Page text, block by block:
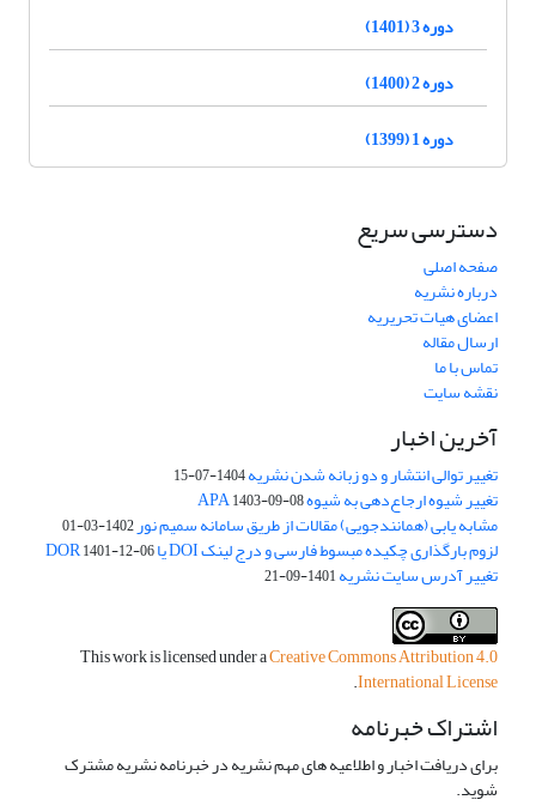
دوره 3 (1401)
دوره 2 (1400)
دوره 1 (1399)
دسترسی سریع
صفحه اصلی
درباره نشریه
اعضای هیات تحریریه
ارسال مقاله
تماس با ما
نقشه سایت
آخرین اخبار
تغییر توالی انتشار و دو زبانه شدن نشریه1404-07-15
تغییر شیوه ارجاع‌دهی به شیوه APA1403-09-08
مشابه یابی (همانندجویی) مقالات از طریق سامانه سمیم نور1402-03-01
لزوم بارگذاری چکیده مبسوط فارسی و درج لینک DOI یا DOR 1401-12-06
تغییر آدرس سایت نشریه1401-09-21
This work is licensed under aCreative Commons Attribution 4.0
International License
.
اشتراک خبرنامه
برای دریافت اخبار و اطلاعیه های مهم نشریه در خبرنامه نشریه مشترک
شوید.